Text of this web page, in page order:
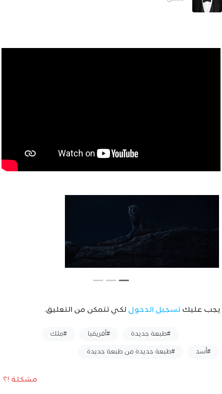
يجب عليك تسجيل الدخول لكي تتمكن من التعليق.
#طبعة جديدة #أفريقيا #ملك
#أسد #طبعة جديدة من طبعة جديدة
مشكلة !؟